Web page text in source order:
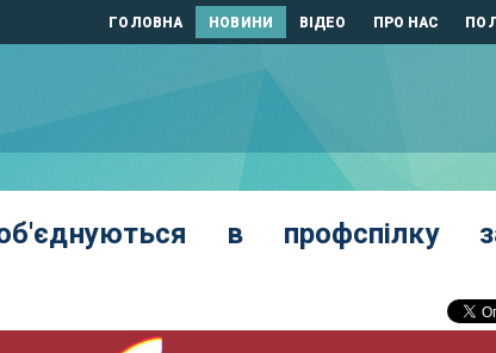
ГОЛОВНА НОВИНИ ВІДЕО ПРО НАС
в профспілку